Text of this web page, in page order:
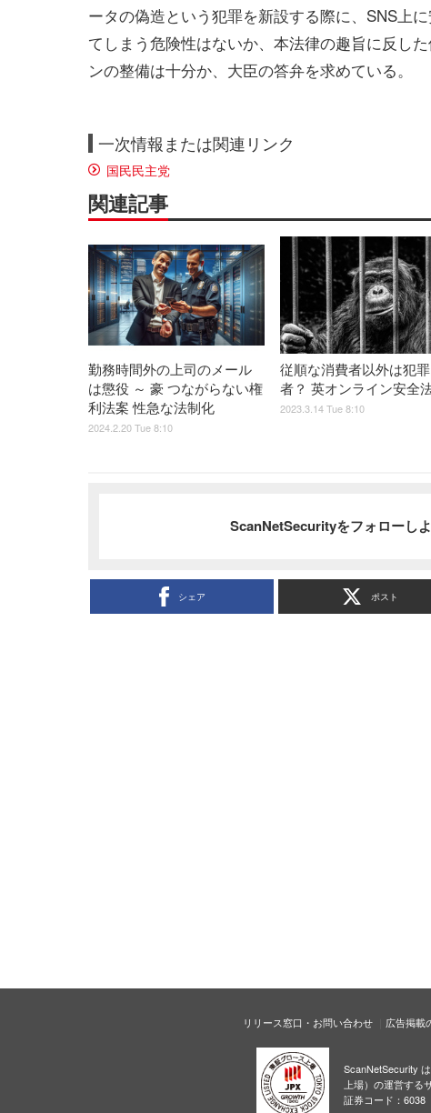
ータの偽造という犯罪を新設する際に、SNS上
てしまう危険性はないか、本法律の趣旨に反し
ンの整備は十分か、大臣の答弁を求めている。
一次情報または関連リンク
国民民主党
関連記事
勤務時間外の上司のメール
は懲役 ～ 豪 つながらない権
利法案 性急な法制化
2024.2.20 Tue 8:10
従順な消費者以外は犯罪
者？ 英オンライン安全
2023.3.14 Tue 8:10
ScanNetSecurityをフォローしよ
シェア ポスト
リリース窓口・お問い合わせ 広告掲載
ScanNetSecurity
上場）の運営する
証券コード：6038